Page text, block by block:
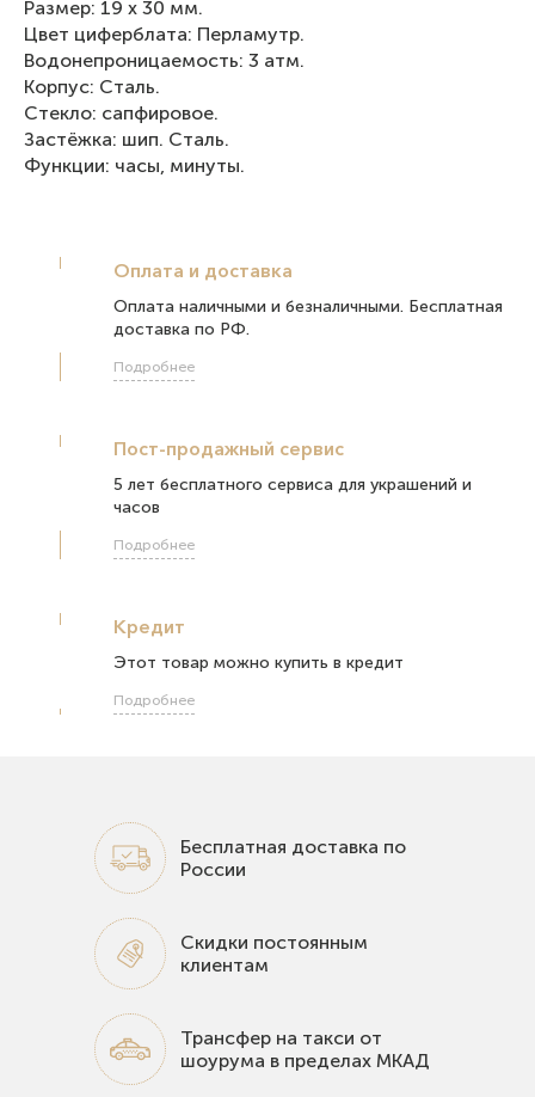
Размер: 19 х 30 мм.
Цвет циферблата: Перламутр.
Водонепроницаемость: 3 атм.
Корпус: Сталь.
Стекло: сапфировое.
Застёжка: шип. Сталь.
Функции: часы, минуты.
Оплата и доставка
Оплата наличными и безналичными. Бесплатная
доставка по РФ.
Подробнее
Пост-продажный сервис
5 лет бесплатного сервиса для украшений и
часов
Подробнее
Кредит
Этот товар можно купить в кредит
Подробнее
Бесплатная доставка по
России
Скидки постоянным
клиентам
Трансфер на такси от
шоурума в пределах МКАД